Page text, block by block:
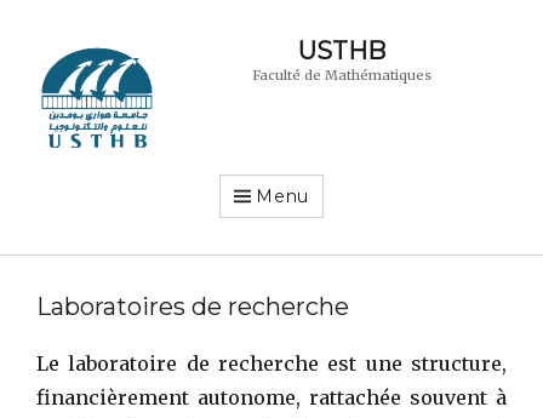
USTHB
Faculté de Mathématiques
Menu
Laboratoires de recherche
Le laboratoire de recherche est une structure,
financièrement autonome, rattachée souvent à